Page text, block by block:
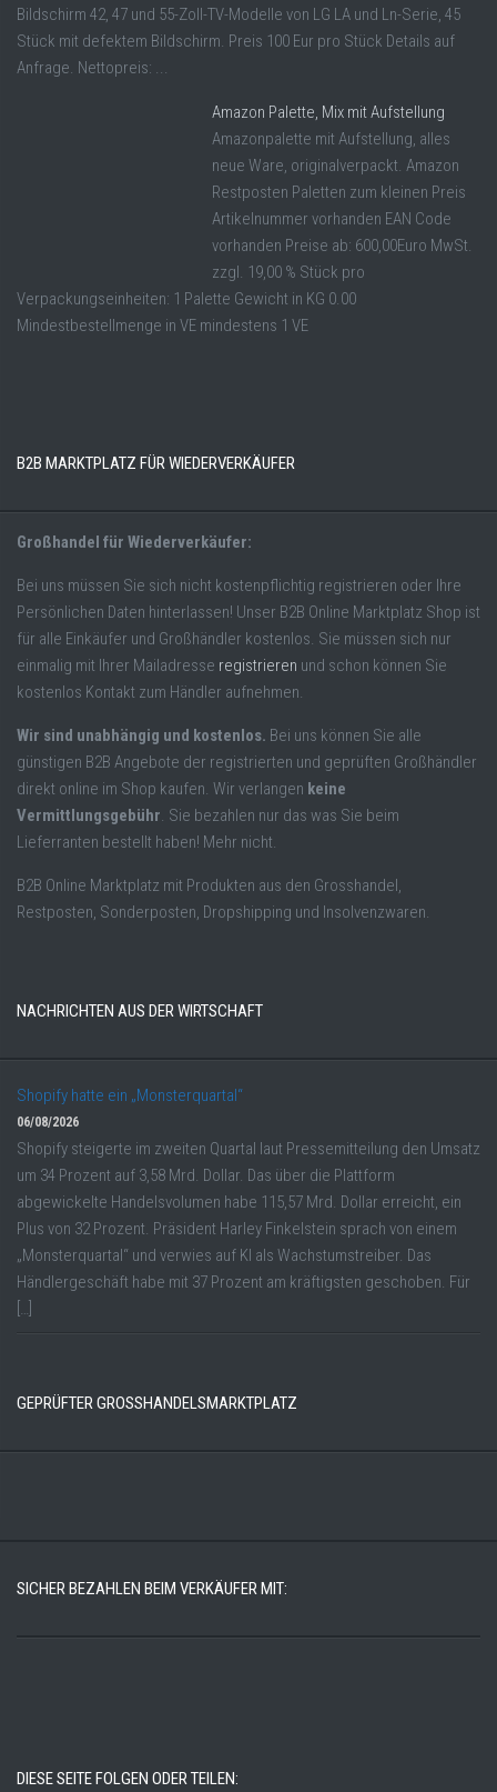
Bildschirm 42, 47 und 55-Zoll-TV-Modelle von LG LA und Ln-Serie, 45
Stück mit defektem Bildschirm. Preis 100 Eur pro Stück Details auf
Anfrage. Nettopreis: ...
Amazon Palette, Mix mit Aufstellung
Amazonpalette mit Aufstellung, alles
neue Ware, originalverpackt. Amazon
Restposten Paletten zum kleinen Preis
Artikelnummer vorhanden EAN Code
vorhanden Preise ab: 600,00Euro MwSt.
zzgl. 19,00 % Stück pro
Verpackungseinheiten: 1 Palette Gewicht in KG 0.00
Mindestbestellmenge in VE mindestens 1 VE
B2B MARKTPLATZ FÜR WIEDERVERKÄUFER
Großhandel für Wiederverkäufer:
Bei uns müssen Sie sich nicht kostenpflichtig registrieren oder Ihre
Persönlichen Daten hinterlassen! Unser B2B Online Marktplatz Shop ist
für alle Einkäufer und Großhändler kostenlos. Sie müssen sich nur
einmalig mit Ihrer Mailadresse registrieren und schon können Sie
kostenlos Kontakt zum Händler aufnehmen.
Wir sind unabhängig und kostenlos. Bei uns können Sie alle
günstigen B2B Angebote der registrierten und geprüften Großhändler
direkt online im Shop kaufen. Wir verlangen keine
Vermittlungsgebühr. Sie bezahlen nur das was Sie beim
Lieferranten bestellt haben! Mehr nicht.
B2B Online Marktplatz mit Produkten aus den Grosshandel,
Restposten, Sonderposten, Dropshipping und Insolvenzwaren.
NACHRICHTEN AUS DER WIRTSCHAFT
Shopify hatte ein „Monsterquartal“
06/08/2026
Shopify steigerte im zweiten Quartal laut Pressemitteilung den Umsatz
um 34 Prozent auf 3,58 Mrd. Dollar. Das über die Plattform
abgewickelte Handelsvolumen habe 115,57 Mrd. Dollar erreicht, ein
Plus von 32 Prozent. Präsident Harley Finkelstein sprach von einem
„Monsterquartal“ und verwies auf KI als Wachstumstreiber. Das
Händlergeschäft habe mit 37 Prozent am kräftigsten geschoben. Für
[…]
GEPRÜFTER GROSSHANDELSMARKTPLATZ
SICHER BEZAHLEN BEIM VERKÄUFER MIT:
DIESE SEITE FOLGEN ODER TEILEN: